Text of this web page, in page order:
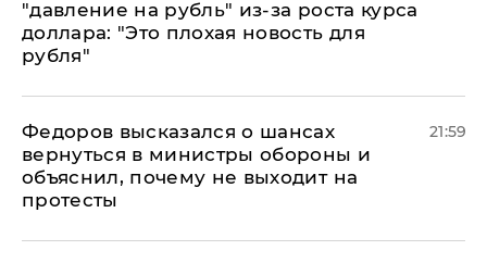
"давление на рубль" из-за роста курса
доллара: "Это плохая новость для
рубля"
Федоров высказался о шансах
вернуться в министры обороны и
объяснил, почему не выходит на
протесты
21:59